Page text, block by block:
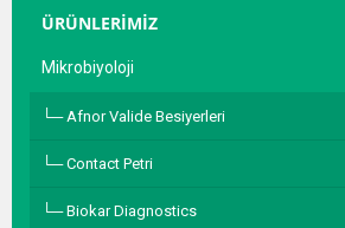
ÜRÜNLERİMİZ
Mikrobiyoloji
Afnor Valide Besiyerleri
Contact Petri
Biokar Diagnostics